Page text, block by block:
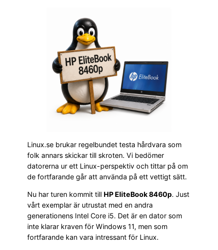
Linux.se brukar regelbundet testa hårdvara som
folk annars skickar till skroten. Vi bedömer
datorerna ur ett Linux-perspektiv och tittar på om
de fortfarande går att använda på ett vettigt sätt.
Nu har turen kommit till HP EliteBook 8460p. Just
vårt exemplar är utrustat med en andra
generationens Intel Core i5. Det är en dator som
inte klarar kraven för Windows 11, men som
fortfarande kan vara intressant för Linux.